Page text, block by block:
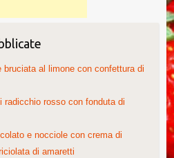
bruciata al limone con confettura di
radicchio rosso con fonduta di
e nocciole con crema di
di amaretti